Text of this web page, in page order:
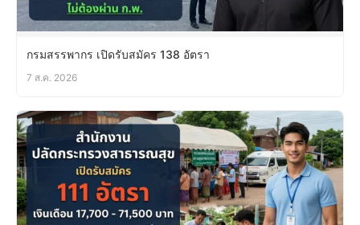
กรมสรรพากร เปิดรับสมัคร 138 อัตรา
7 ส.ค. 2026